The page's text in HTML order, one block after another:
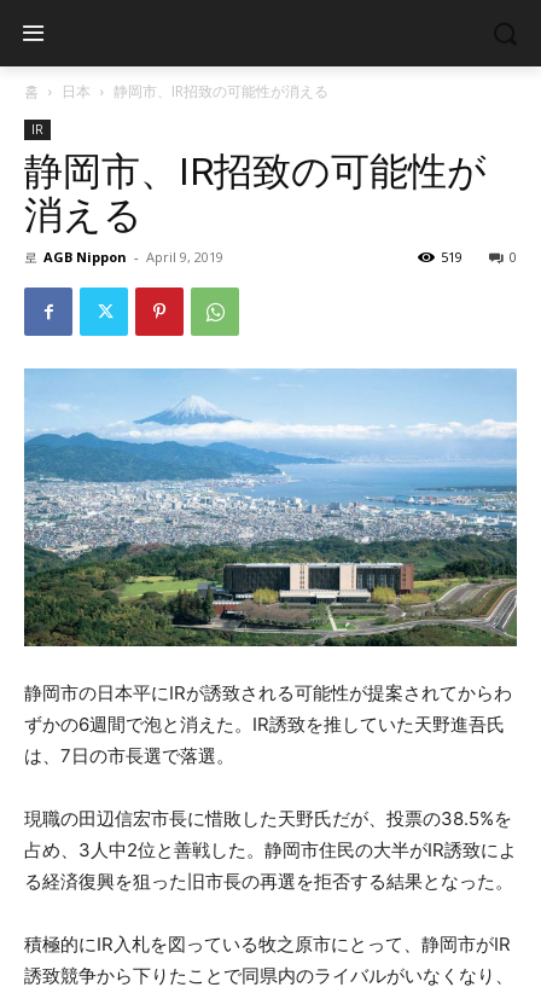
홈 日本 静岡市、IR招致の可能性が消える
IR
静岡市、IR招致の可能性が
消える
로 AGB Nippon - April 9, 2019 0
519
静岡市の日本平にIRが誘致される可能性が提案されてからわ
ずかの6週間で泡と消えた。IR誘致を推していた天野進吾氏
は、7日の市長選で落選。
現職の田辺信宏市長に惜敗した天野氏だが、投票の38.5%を
占め、3人中2位と善戦した。静岡市住民の大半がIR誘致によ
る経済復興を狙った旧市長の再選を拒否する結果となった。
積極的にIR入札を図っている牧之原市にとって、静岡市がIR
誘致競争から下りたことで同県内のライバルがいなくなり、